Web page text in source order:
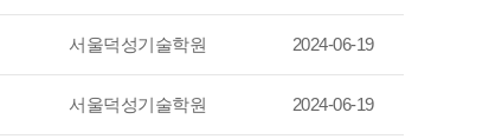
서울덕성기술학원 2024-06-19
서울덕성기술학원 2024-06-19